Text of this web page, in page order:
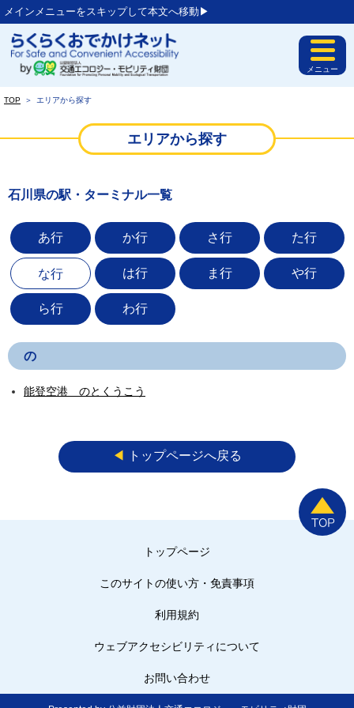
メインメニューをスキップして本文へ移動▶︎
メニュー
TOP ＞ エリアから探す
エリアから探す
石川県の駅・ターミナル一覧
あ行 か行 さ行 た行
な行 は行 ま行 や行
ら行 わ行
の
能登空港 のとくうこう
◀︎ トップページへ戻る
トップページ
このサイトの使い方・免責事項
利用規約
ウェブアクセシビリティについて
お問い合わせ